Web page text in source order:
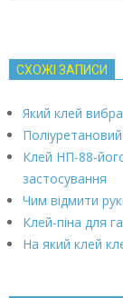
СХОЖІ ЗАПИСИ
Який клей
Клей НП-88-його
застосування
Чим відмити
Клей-піна для
На який клей